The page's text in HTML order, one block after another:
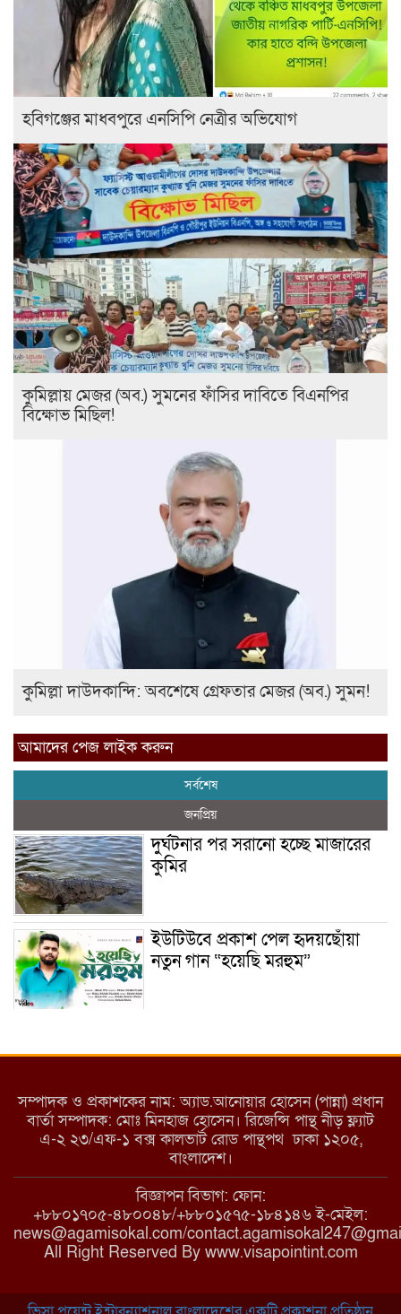
হবিগঞ্জের মাধবপুরে এনসিপি নেত্রীর অভিযোগ
কুমিল্লায় মেজর (অব.) সুমনের ফাঁসির দাবিতে বিএনপির
বিক্ষোভ মিছিল!
কুমিল্লা দাউদকান্দি: অবশেষে গ্রেফতার মেজর (অব.) সুমন!
আমাদের পেজ লাইক করুন
সর্বশেষ
জনপ্রিয়
দুর্ঘটনার পর সরানো হচ্ছে মাজারের
কুমির
ইউটিউবে প্রকাশ পেল হৃদয়ছোঁয়া
নতুন গান “হয়েছি মরহুম”
মরণ নেশা
মাধবপুরে কমিউনিটি ক্লিনিকে
অনিয়মের অভিযোগ
রাজবাড়ী: বালিয়াকান্দিতে কিশোরীর
ঝুলন্ত মরদেহ উদ্ধার
সম্পাদক ও প্রকাশকের নাম: অ্যাড.আনোয়ার হোসেন (পান্না) প্রধান
বার্তা সম্পাদক: মোঃ মিনহাজ হোসেন। রিজেন্সি পান্থ নীড় ফ্ল্যাট
এ-২ ২৩/এফ-১ বক্স কালভার্ট রোড পান্থপথ ঢাকা ১২০৫,
বাংলাদেশ।
বিজ্ঞাপন বিভাগ: ফোন:
+৮৮০১৭০৫-৪৮০০৪৮/+৮৮০১৫৭৫-১৮৪১৪৬ ই-মেইল:
news@agamisokal.com/
All Right Reserved By www.visapointint.com